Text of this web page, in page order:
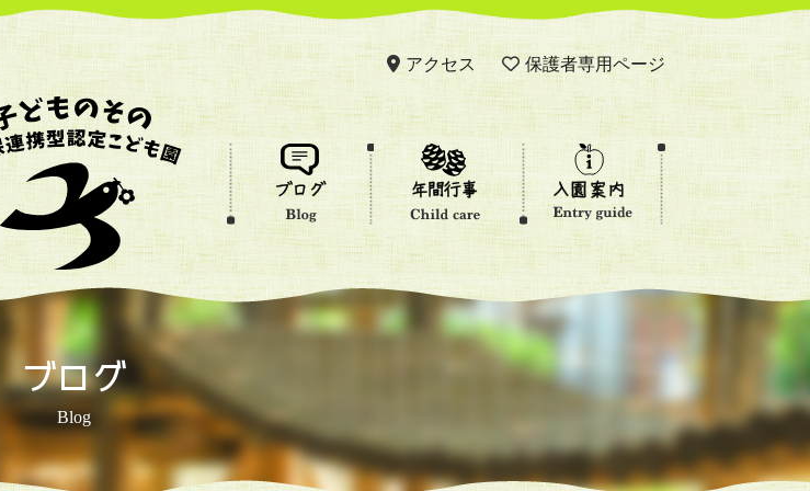
アクセス 保護者専用ページ
ブログ
Blog